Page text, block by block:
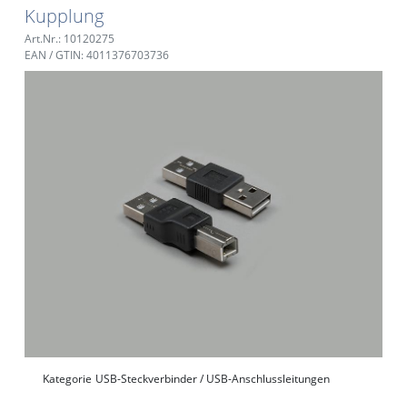
Kupplung
Art.Nr.: 10120275
EAN / GTIN: 4011376703736
Kategorie USB-Steckverbinder / USB-Anschlussleitungen